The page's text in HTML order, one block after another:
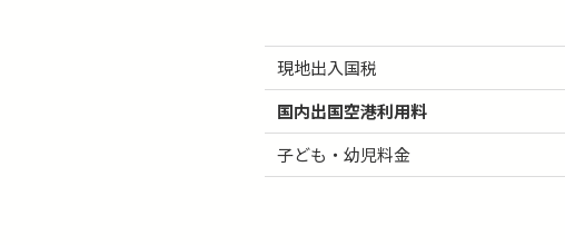
現地出入国税
国内出国空港利用料
子ども・幼児料金